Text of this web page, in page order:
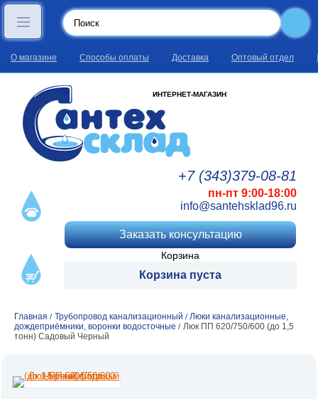
О магазине Способы оплаты Доставка Оптовый отдел
ИНТЕРНЕТ-МАГАЗИН
+7 (343)379-08-81
пн-пт 9:00-18:00
info@santehsklad96.ru
Заказать консультацию
Корзина
Корзина пуста
Главная / Трубопровод канализационный / Люки канализационные,
дождеприёмники, воронки водосточные / Люк ПП 620/750/600 (до 1,5
тонн) Садовый Черный